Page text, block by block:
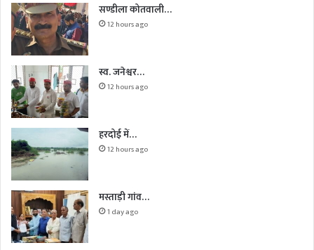
सण्डीला कोतवाली…
12 hours ago
स्व. जनेश्वर…
12 hours ago
हरदोई में…
12 hours ago
मस्ताड़ी गांव…
1 day ago